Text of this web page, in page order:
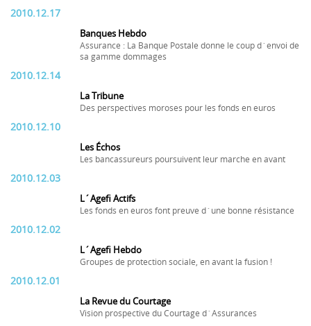
2010.12.17
Banques Hebdo
Assurance : La Banque Postale donne le coup d´envoi de
sa gamme dommages
2010.12.14
La Tribune
Des perspectives moroses pour les fonds en euros
2010.12.10
Les Échos
Les bancassureurs poursuivent leur marche en avant
2010.12.03
L´Agefi Actifs
Les fonds en euros font preuve d´une bonne résistance
2010.12.02
L´Agefi Hebdo
Groupes de protection sociale, en avant la fusion !
2010.12.01
La Revue du Courtage
Vision prospective du Courtage d´Assurances